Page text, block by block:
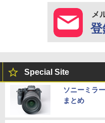
メ
Special Site
ソニーミラ
まとめ